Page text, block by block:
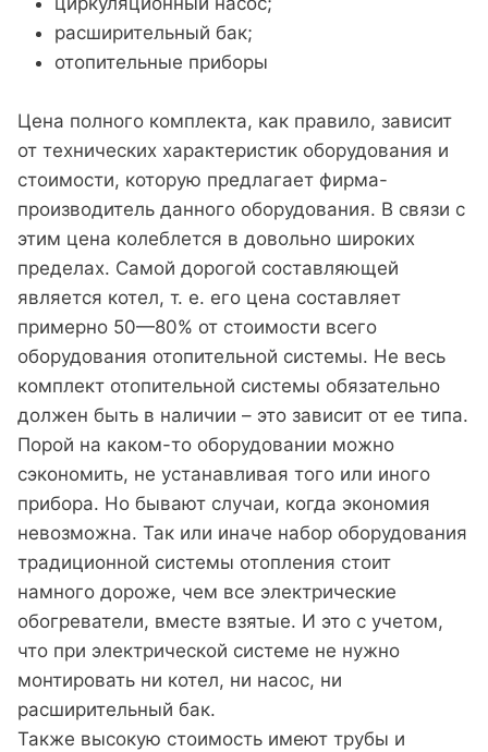
расширительный бак;
отопительные приборы
Цена полного комплекта, как правило, зависит
от технических характеристик оборудования и
стоимости, которую предлагает фирма-
производитель данного оборудования. В связи с
этим цена колеблется в довольно широких
пределах. Самой дорогой составляющей
является котел, т. е. его цена составляет
примерно 50—80% от стоимости всего
оборудования отопительной системы. Не весь
комплект отопительной системы обязательно
должен быть в наличии – это зависит от ее типа.
Порой на каком-то оборудовании можно
сэкономить, не устанавливая того или иного
прибора. Но бывают случаи, когда экономия
невозможна. Так или иначе набор оборудования
традиционной системы отопления стоит
намного дороже, чем все электрические
обогреватели, вместе взятые. И это с учетом,
что при электрической системе не нужно
монтировать ни котел, ни насос, ни
расширительный бак.
Также высокую стоимость имеют трубы и